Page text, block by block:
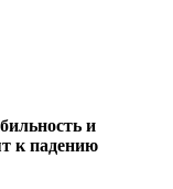
и
к падению